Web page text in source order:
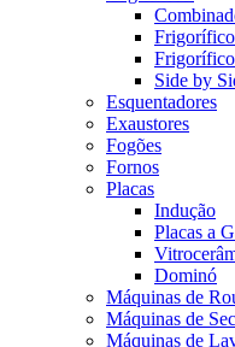
Side by
Esquentadores
Exaustores
Fogões
Fornos
Placas
Indução
Placas a
Dominó
Máquinas de
Máquinas de
Máquinas de